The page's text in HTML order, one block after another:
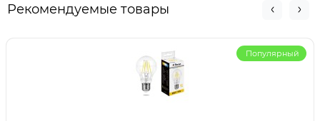
Рекомендуемые товары
Популярный